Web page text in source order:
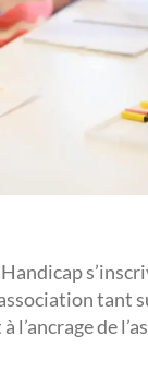
l’ancrage de